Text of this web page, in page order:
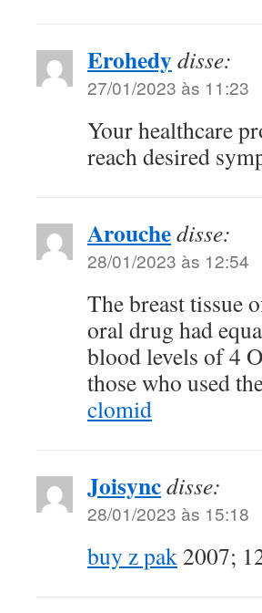
Erohedydisse:
27/01/2023 às 11:23
Your healthcare
reach desired
Arouchedisse:
28/01/2023 às 12:54
The breast tissue
oral drug had
blood levels of 4
those who used
clomid
Joisyncdisse:
28/01/2023 às 15:18
buy z pak 2007;